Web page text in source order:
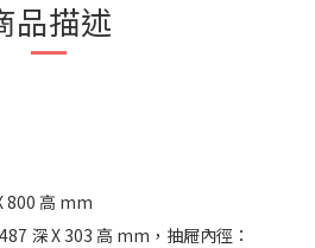
品描述
800 高 mm
深 X 303 高 mm，抽屜內徑：